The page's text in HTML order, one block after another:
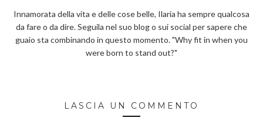
Innamorata della vita e delle cose belle, Ilaria ha sempre qualcosa
da fare o da dire. Seguila nel suo blog o sui social per sapere che
guaio sta combinando in questo momento. "Why fit in when you
were born to stand out?"
LASCIA UN COMMENTO